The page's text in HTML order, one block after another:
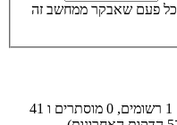
פעם שאבקר ממחשב זה
משתמשים מחוברים :: 1 רשומים, 0 מוסתרים ו 41